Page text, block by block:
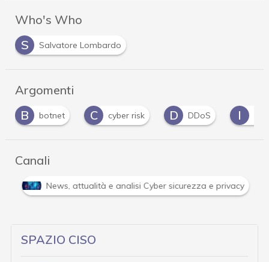
Who's Who
S
Salvatore Lombardo
Argomenti
C cyber risk D DDoS I infrastrutture
Canali
Attacchi hacker e Malware: le ultime news in tempo reale e gli
SPAZIO CISO